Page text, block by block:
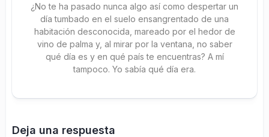
¿No te ha pasado nunca algo así como despertar un
día tumbado en el suelo ensangrentado de una
habitación desconocida, mareado por el hedor de
vino de palma y, al mirar por la ventana, no saber
qué día es y en qué país te encuentras? A mí
tampoco. Yo sabía qué día era.
Deja una respuesta